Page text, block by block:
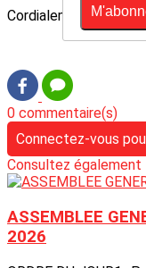
Cordialement à vous
0 commentaire(s)
Connectez-vous
Consultez également
ASSEMBLEE
2026